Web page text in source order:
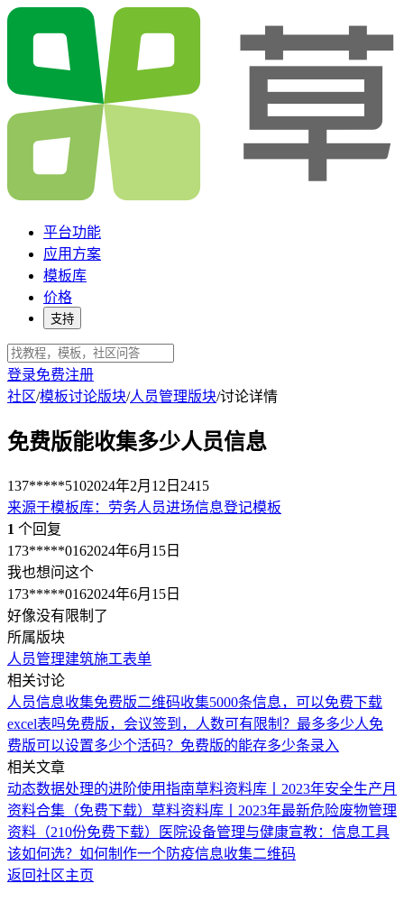
平台功能
应用方案
模板库
价格
支持
登录免费注册
社区/模板讨论版块/人员管理版块/讨论详情
免费版能收集多少人员信息
137*****5102024年2月12日 2415
来源于模板库： 劳务人员进场信息登记模板
1 个回复
173*****0162024年6月15日
我也想问这个
173*****0162024年6月15日
好像没有限制了
所属版块
人员管理建筑施工表单
相关讨论
人员信息收集免费版二维码收集5000条信息，可以免费下载
excel表吗免费版，会议签到，人数可有限制？最多多少人免
费版可以设置多少个活码？ 免费版的能存多少条录入
相关文章
动态数据处理的进阶使用指南草料资料库丨2023年安全生产月
资料合集（免费下载） 草料资料库丨2023年最新危险废物管理
资料（210份免费下载）
医院设备管理与健康宣教：信息工具
该如何选？ 如何制作一个防疫信息收集二维码
返回社区主页